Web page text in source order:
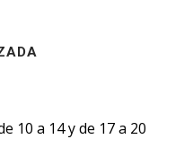
10 a 14 y de 17 a 20